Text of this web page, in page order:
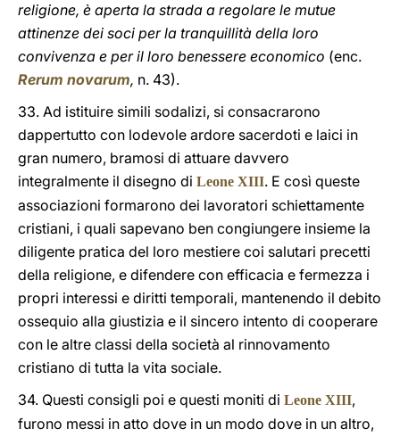
religione, è aperta la strada a regolare le mutue
attinenze dei soci per la tranquillità della loro
convivenza e per il loro benessere economico (enc.
Rerum novarum, n. 43).
33. Ad istituire simili sodalizi, si consacrarono
dappertutto con lodevole ardore sacerdoti e laici in
gran numero, bramosi di attuare davvero
integralmente il disegno di Leone XIII. E così queste
associazioni formarono dei lavoratori schiettamente
cristiani, i quali sapevano ben congiungere insieme la
diligente pratica del loro mestiere coi salutari precetti
della religione, e difendere con efficacia e fermezza i
propri interessi e diritti temporali, mantenendo il debito
ossequio alla giustizia e il sincero intento di cooperare
con le altre classi della società al rinnovamento
cristiano di tutta la vita sociale.
34. Questi consigli poi e questi moniti di Leone XIII,
furono messi in atto dove in un modo dove in un altro,